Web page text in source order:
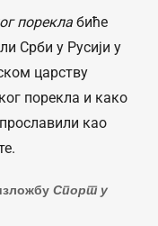
порекла биће
Срби у Русији у
царству
порекла и како
као
Спорт у